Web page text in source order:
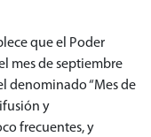
que el Poder
mes de septiembre
denominado “Mes de
y
frecuentes, y